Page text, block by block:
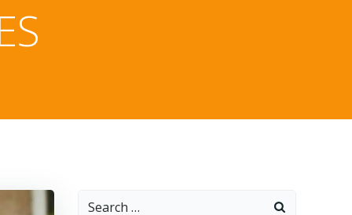
Search